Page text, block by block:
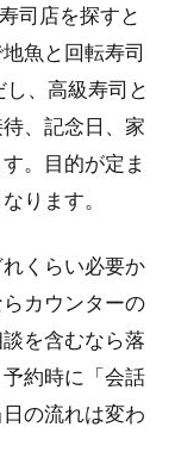
司店を探すと
魚と回転寿司
、高級寿司と
、記念日、家
。目的が定ま
ります。
くらい必要か
カウンターの
を含むなら落
約時に「会話
の流れは変わ